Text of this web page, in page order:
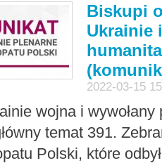
Biskupi
Ukrainie
2022-03-15
wojna i
temat 391.
Polski, które